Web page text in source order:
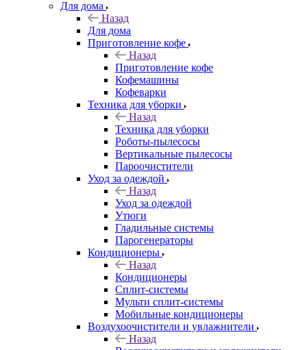
Для дома
Назад
Для дома
Приготовление кофе
Назад
Приготовление кофе
Кофемашины
Кофеварки
Техника для уборки
Назад
Техника для уборки
Роботы-пылесосы
Вертикальные пылесосы
Пароочистители
Уход за одеждой
Назад
Уход за одеждой
Утюги
Гладильные системы
Парогенераторы
Кондиционеры
Назад
Кондиционеры
Сплит-системы
Мульти сплит-системы
Мобильные кондиционеры
Воздухоочистители и увлажнители
Назад